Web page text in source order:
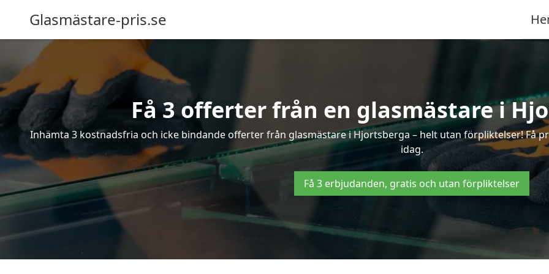
Glasmästare-pris.se
Få 3 offerter från en glasmästare i
Inhämta 3 kostnadsfria och icke bindande offerter från glasmästare i Hjortsberga – helt utan förpliktelser! Få
idag.
Få 3 erbjudanden, gratis och utan förpliktelser